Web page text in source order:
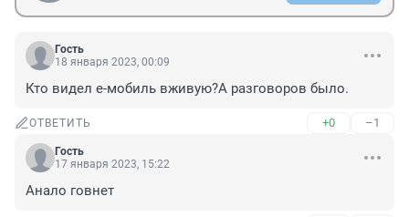
Гость
18 января 2023, 00:09
Кто видел е-мобиль вживую?А разговоров было.
ОТВЕТИТЬ +0 –1
Гость
17 января 2023, 15:22
Анало говнет